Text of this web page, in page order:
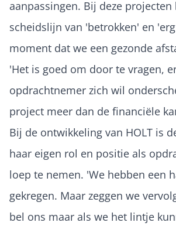
aanpassingen. Bij deze
scheidslijn van 'betrokken' en
moment dat we een gezonde
'Het is goed om door te vragen,
opdrachtnemer zich wil
project meer dan de financiële
Bij de ontwikkeling van HOLT is
haar eigen rol en positie als
loep te nemen. 'We hebben een
gekregen. Maar zeggen we
bel ons maar als we het lintje